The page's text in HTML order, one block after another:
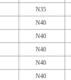
N35
N40
N40
N40
N40
N40